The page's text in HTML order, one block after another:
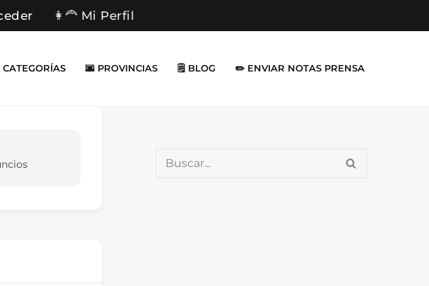
👩‍🦰 Mi Perfil
🌆 PROVINCIAS 🗒️ BLOG ✏️ ENVIAR NOTAS PRENSA